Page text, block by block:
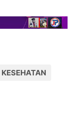
KESEHATAN